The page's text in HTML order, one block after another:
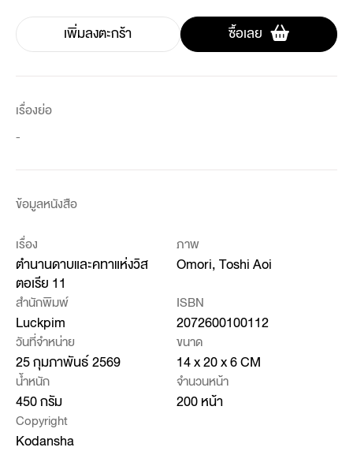
เพิ่มลงตะกร้า ซื้อเลย
เรื่องย่อ
-
ข้อมูลหนังสือ
เรื่อง
ตำนานดาบและคทาแห่งวิส
ตอเรีย 11
ภาพ
Omori, Toshi Aoi
สำนักพิมพ์
Luckpim
ISBN
2072600100112
วันที่จำหน่าย
25 กุมภาพันธ์ 2569
ขนาด
14 x 20 x 6 CM
น้ำหนัก
450 กรัม
จำนวนหน้า
200 หน้า
Copyright
Kodansha